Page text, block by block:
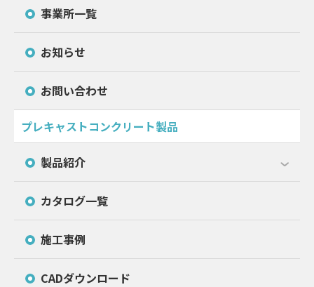
事業所一覧
お知らせ
お問い合わせ
プレキャストコンクリート製品
製品紹介
カタログ一覧
施工事例
CADダウンロード